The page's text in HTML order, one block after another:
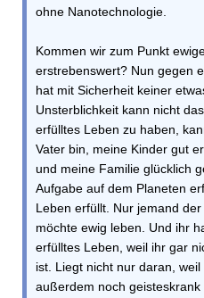
ohne Nanotechnologie.
Kommen wir zum Punkt
erstrebenswert? Nun gegen
hat mit Sicherheit keiner
Unsterblichkeit kann nicht
erfülltes Leben zu haben,
Vater bin, meine Kinder gut
und meine Familie glücklich
Aufgabe auf dem Planeten
Leben erfüllt. Nur jemand
möchte ewig leben. Und ihr
erfülltes Leben, weil ihr gar
ist. Liegt nicht nur daran,
außerdem noch